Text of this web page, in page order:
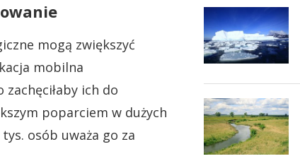
mogą zwiększyć
mobilna
ich do
poparciem w dużych
osób uważa go za